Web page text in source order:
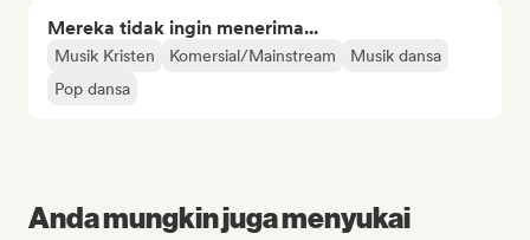
Mereka tidak ingin menerima...
Musik Kristen Komersial/Mainstream
Musik dansa
Pop dansa
Anda mungkin juga menyukai